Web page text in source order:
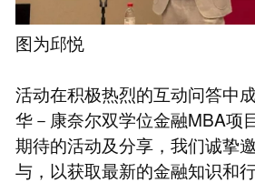
图为邱悦
活动在积极热烈的互动问答中
华－康奈尔双学位金融MBA项
期待的活动及分享，我们诚挚
与，以获取最新的金融知识和行